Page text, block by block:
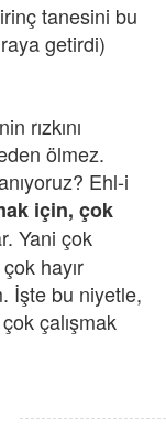
tanesini bu
getirdi)
rızkını
ölmez.
Ehl-i
için, çok
Yani çok
hayır
İşte bu niyetle,
çalışmak